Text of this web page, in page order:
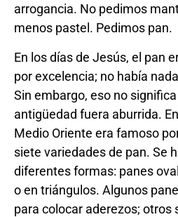
arrogancia. No pedimos
menos pastel. Pedimos pan.
En los días de Jesús, el pan
por excelencia; no había
Sin embargo, eso no
antigüedad fuera aburrida.
Medio Oriente era famoso
siete variedades de pan. Se
diferentes formas: panes
o en triángulos. Algunos
para colocar aderezos; otros